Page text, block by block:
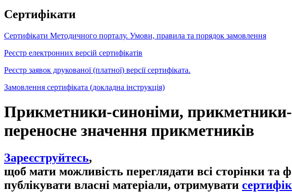
Сертифікати
Сертифікати Методичного порталу. Умови, правила та порядок замовлення
Реєстр електронних версій сертифікатів
Реєстр заявок друкованої (платної) версії сертифіката.
Замовлення сертифіката (докладна інструкція)
Прикметники-синоніми,
переносне значення прикметників
Зареєструйтесь,
щоб мати можливість переглядати всі сторінки та
публікувати власні матеріали, отримувати